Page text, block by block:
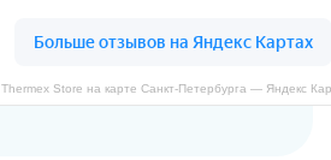
Thermex Store на карте Санкт‑Петербурга — Яндекс